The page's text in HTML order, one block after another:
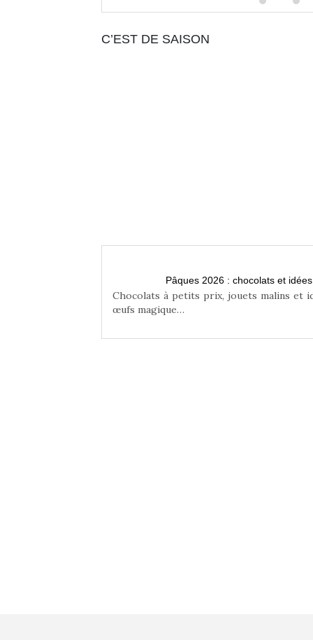
C’EST DE SAISON
Pâques 2026 : chocolats et
Chocolats à petits prix, jouets malins et
œufs magique…